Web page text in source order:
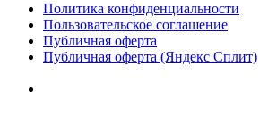
Политика конфиденциальности
Пользовательское соглашение
Публичная оферта
Публичная оферта (Яндекс Сплит)